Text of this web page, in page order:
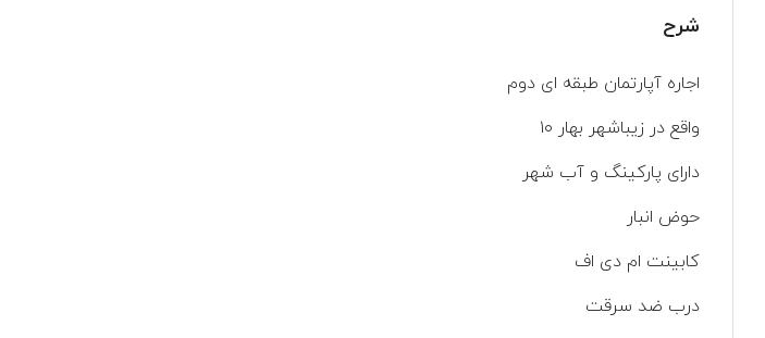
شرح
اجاره آپارتمان طبقه ای دوم
واقع در زیباشهر بهار ۱۰
دارای پارکینگ و آب شهر
حوض انبار
کابینت ام دی اف
درب ضد سرقت